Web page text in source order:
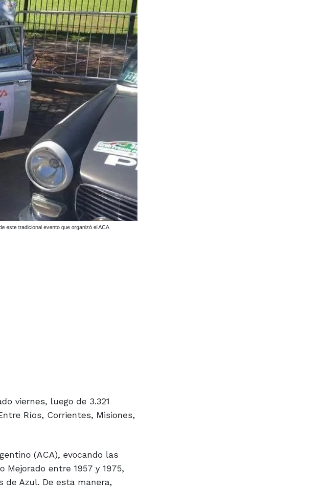
este tradicional evento que organizó el ACA.
viernes, luego de 3.321
Ríos, Corrientes, Misiones,
(ACA), evocando las
entre 1957 y 1975,
de Azul. De esta manera,